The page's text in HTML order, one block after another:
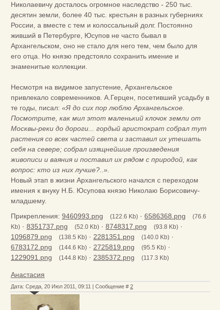
Николаевичу досталось огромное наследство - 250 тыс.
десятин земли, более 40 тыс. крестьян в разных губерниях
России, а вместе с тем и колоссальный долг. Постоянно
живший в Петербурге, Юсупов не часто бывал в
Архангельском, оно не стало для него тем, чем было для
его отца. Но князю предстояло сохранить имение и
знаменитые коллекции.
Несмотря на видимое запустение, Архангельское
привлекало современников. А.Герцен, посетивший усадьбу в
те годы, писал: «Я до сих пор люблю Архангельское.
Посмотрите, как мил этот маленький клочок земли от
Москвы-реки до дороги... гордый аристократ собрал тут
растения со всех частей света и заставил их утешать
себя на севере; собрал изящнейшие произведения
живописи и ваяния и поставил их рядом с природой, как
вопрос: кто из них лучше?..».
Новый этап в жизни Архангельского начался с переходом
имения к внуку Н.Б. Юсупова князю Николаю Борисовичу-
младшему.
Прикрепления: 9460993.png (122.6 Kb) · 6586368.png
(76.6
Kb) · 8351737.png (52.0 Kb) · 8748317.png (93.8 Kb) ·
1096879.png
(138.5 Kb) · 2281351.png (140.0 Kb) ·
6783172.png
(144.6 Kb) · 2725819.png (95.5 Kb) ·
1229091.png
(144.8 Kb) · 2385372.png (117.3 Kb)
Анастасия
Дата: Среда, 20 Июл 2011, 09:11 | Сообщение # 2